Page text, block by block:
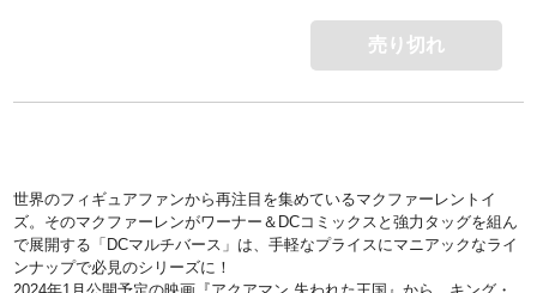
売り切れ
世界のフィギュアファンから再注目を集めているマクファーレントイ
ズ。そのマクファーレンがワーナー＆DCコミックスと強力タッグを組ん
で展開する「DCマルチバース」は、手軽なプライスにマニアックなライ
ンナップで必見のシリーズに！